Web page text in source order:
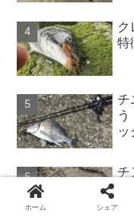
ク
特
チ
ッ
チ
ホーム シェア